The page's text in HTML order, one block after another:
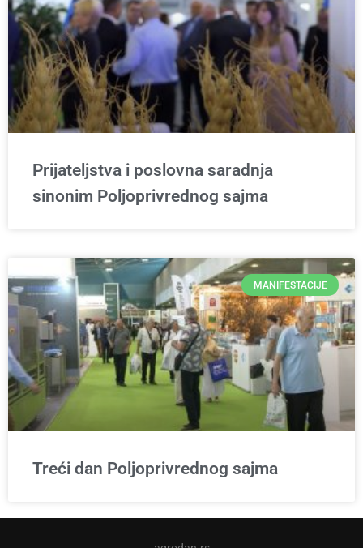
Prijateljstva i poslovna saradnja
sinonim Poljoprivrednog sajma
MANIFESTACIJE
Treći dan Poljoprivrednog sajma